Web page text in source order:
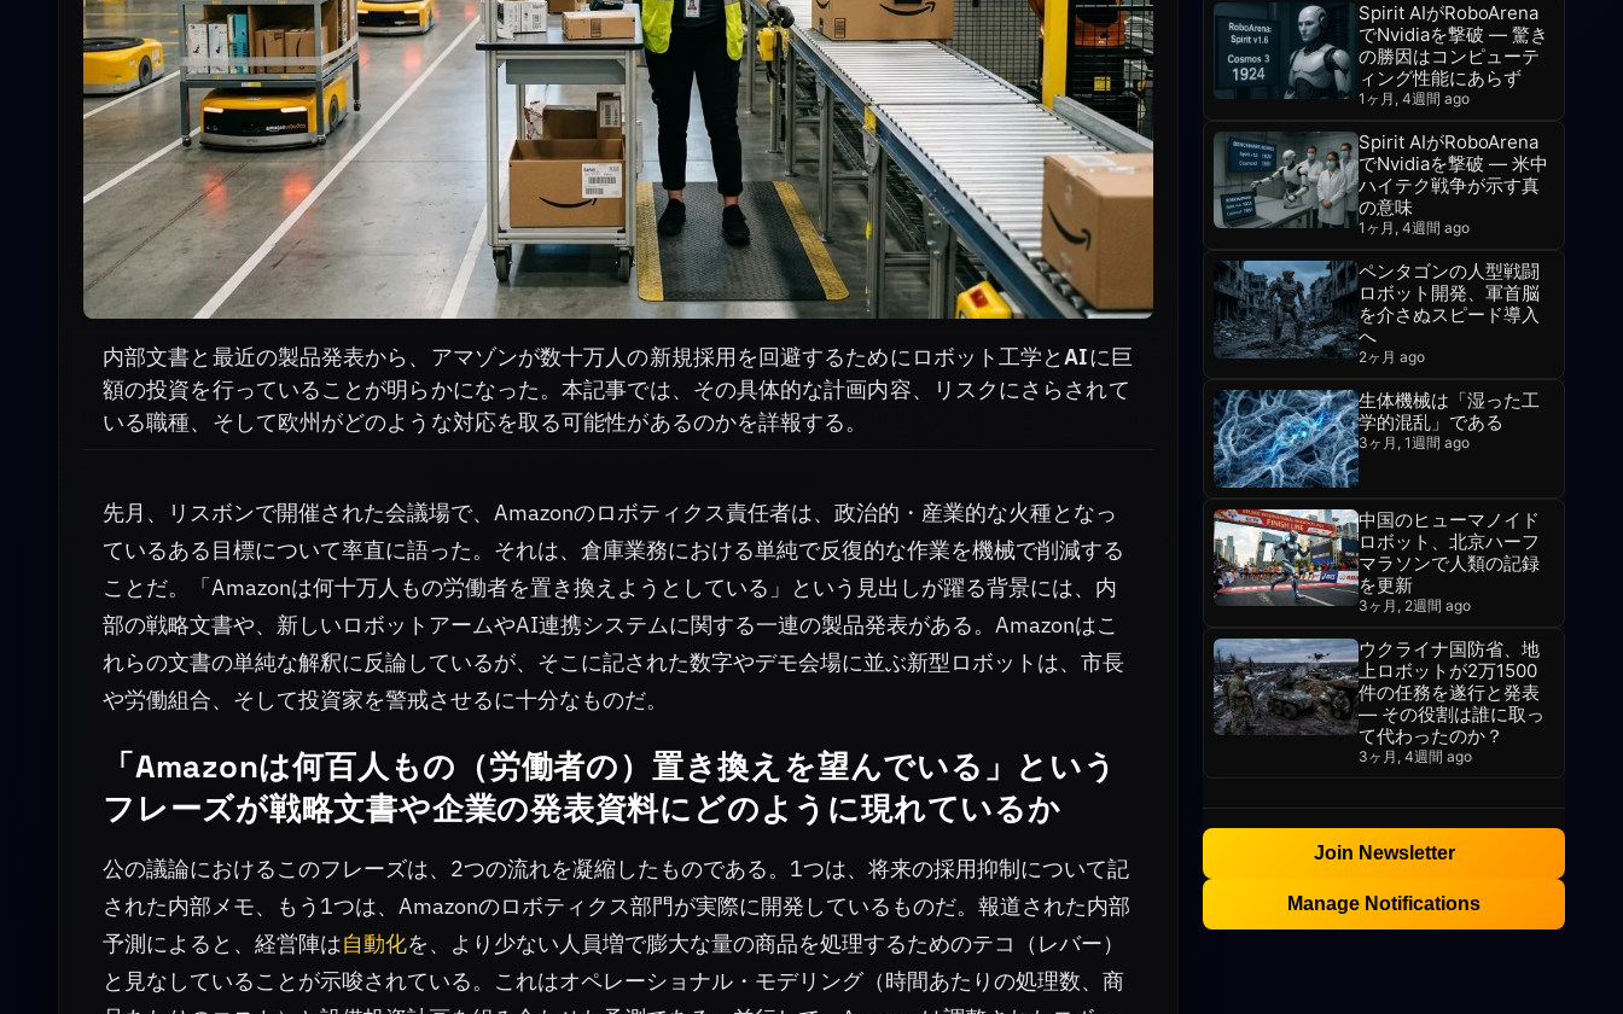
内部文書と最近の製品発表から、アマゾンが数十万人の新規採用を回避するためにロボット工学とAIに巨
額の投資を行っていることが明らかになった。本記事では、その具体的な計画内容、リスクにさらされて
いる職種、そして欧州がどのような対応を取る可能性があるのかを詳報する。
先月、リスボンで開催された会議場で、Amazonのロボティクス責任者は、政治的・産業的な火種となっ
ているある目標について率直に語った。それは、倉庫業務における単純で反復的な作業を機械で削減する
ことだ。「Amazonは何十万人もの労働者を置き換えようとしている」という見出しが躍る背景には、内
部の戦略文書や、新しいロボットアームやAI連携システムに関する一連の製品発表がある。Amazonはこ
れらの文書の単純な解釈に反論しているが、そこに記された数字やデモ会場に並ぶ新型ロボットは、市長
や労働組合、そして投資家を警戒させるに十分なものだ。
「Amazonは何百人もの（労働者の）置き換えを望んでいる」という
フレーズが戦略文書や企業の発表資料にどのように現れているか
公の議論におけるこのフレーズは、2つの流れを凝縮したものである。1つは、将来の採用抑制について記
された内部メモ、もう1つは、Amazonのロボティクス部門が実際に開発しているものだ。報道された内部
予測によると、経営陣は自動化を、より少ない人員増で膨大な量の商品を処理するためのテコ（レバー）
と見なしていることが示唆されている。これはオペレーショナル・モデリング（時間あたりの処理数、商
Spirit AIがRoboArena
でNvidiaを撃破 — 驚き
の勝因はコンピューテ
ィング性能にあらず
1ヶ月, 4週間 ago
Spirit AIがRoboArena
でNvidiaを撃破 — 米中
ハイテク戦争が示す真
の意味
1ヶ月, 4週間 ago
ペンタゴンの人型戦闘
ロボット開発、軍首脳
を介さぬスピード導入
へ
2ヶ月 ago
生体機械は「湿った工
学的混乱」である
3ヶ月, 1週間 ago
中国のヒューマノイド
ロボット、北京ハーフ
マラソンで人類の記録
を更新
3ヶ月, 2週間 ago
ウクライナ国防省、地
上ロボットが2万1500
件の任務を遂行と発表
— その役割は誰に取っ
て代わったのか？
3ヶ月, 4週間 ago
Join Newsletter
Manage Notifications